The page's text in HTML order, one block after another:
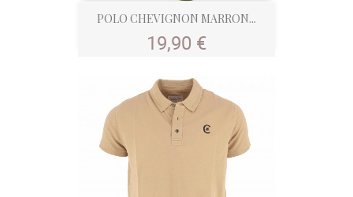
POLO CHEVIGNON MARRON...
Prix
19,90 €